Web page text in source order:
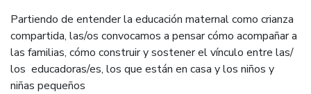
Partiendo de entender la educación maternal como crianza
compartida, las/os convocamos a pensar cómo acompañar a
las familias, cómo construir y sostener el vínculo entre las/
los educadoras/es, los que están en casa y los niños y
niñas pequeños